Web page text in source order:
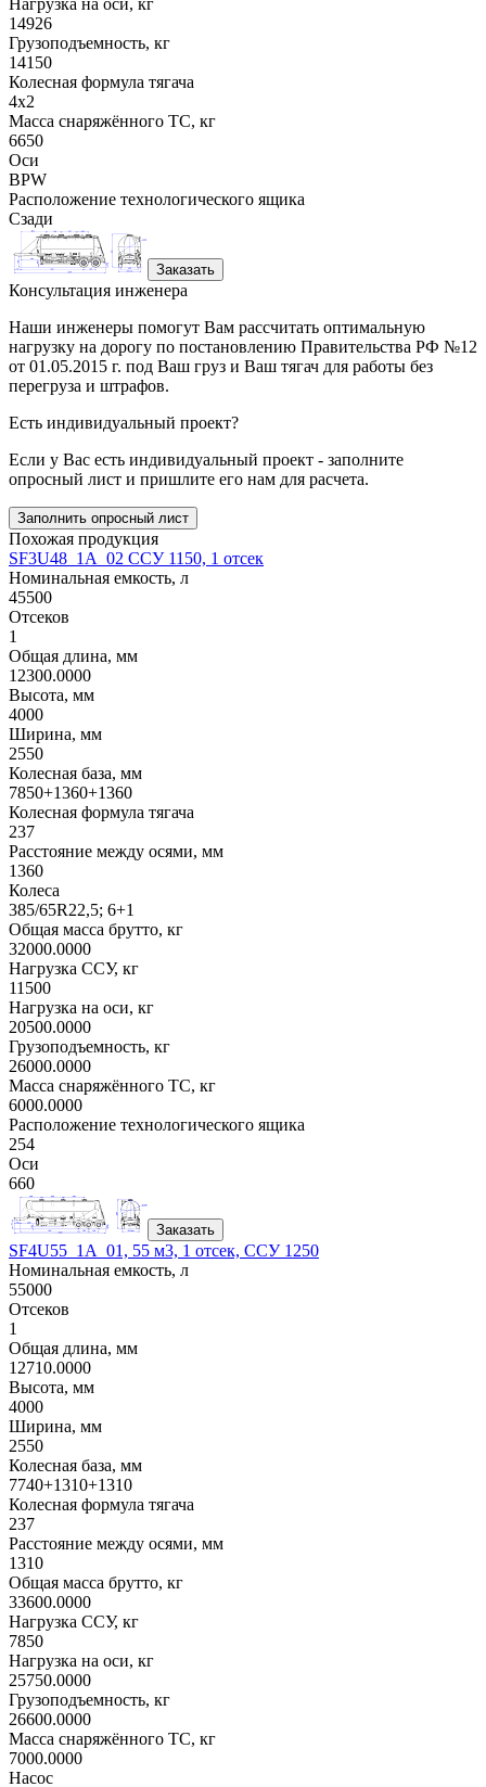
14926
Грузоподъемность, кг
14150
Колесная формула тягача
4x2
Масса снаряжённого ТС, кг
6650
Оси
BPW
Расположение технологического ящика
Сзади
Заказать
Консультация инженера
Наши инженеры помогут Вам рассчитать оптимальную
нагрузку на дорогу по постановлению Правительства РФ №12
от 01.05.2015 г. под Ваш груз и Ваш тягач для работы без
перегруза и штрафов.
Есть индивидуальный проект?
Если у Вас есть индивидуальный проект - заполните
опросный лист и пришлите его нам для расчета.
Заполнить опросный лист
Похожая продукция
SF3U48_1A_02 ССУ 1150, 1 отсек
Номинальная емкость, л
45500
Отсеков
1
Общая длина, мм
12300.0000
Высота, мм
4000
Ширина, мм
2550
Колесная база, мм
7850+1360+1360
Колесная формула тягача
237
Расстояние между осями, мм
1360
Колеса
385/65R22,5; 6+1
Общая масса брутто, кг
32000.0000
Нагрузка ССУ, кг
11500
Нагрузка на оси, кг
20500.0000
Грузоподъемность, кг
26000.0000
Масса снаряжённого ТС, кг
6000.0000
Расположение технологического ящика
254
Оси
660
Заказать
SF4U55_1A_01, 55 м3, 1 отсек, ССУ 1250
Номинальная емкость, л
55000
Отсеков
1
Общая длина, мм
12710.0000
Высота, мм
4000
Ширина, мм
2550
Колесная база, мм
7740+1310+1310
Колесная формула тягача
237
Расстояние между осями, мм
1310
Общая масса брутто, кг
33600.0000
Нагрузка ССУ, кг
7850
Нагрузка на оси, кг
25750.0000
Грузоподъемность, кг
26600.0000
Масса снаряжённого ТС, кг
7000.0000
Насос